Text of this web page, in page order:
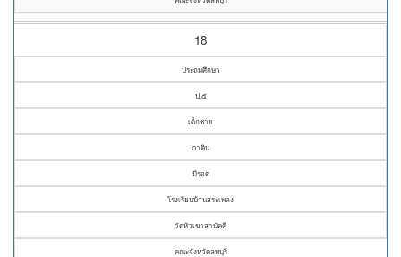
18
ประถมศึกษา
ป.๕
เด็กชาย
ภาคิน
มีรอด
โรงเรียนบ้านสระเพลง
วัดหัวเขาสามัคคี
คณะจังหวัดลพบุรี